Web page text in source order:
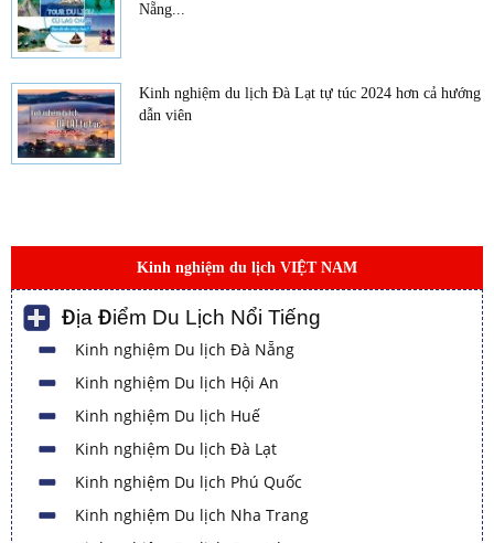
Nẵng...
Kinh nghiệm du lịch Đà Lạt tự túc 2024 hơn cả hướng
dẫn viên
Kinh nghiệm du lịch VIỆT NAM
Địa Điểm Du Lịch Nổi Tiếng
Kinh nghiệm Du lịch Đà Nẵng
Kinh nghiệm Du lịch Hội An
Kinh nghiệm Du lịch Huế
Kinh nghiệm Du lịch Đà Lạt
Kinh nghiệm Du lịch Phú Quốc
Kinh nghiệm Du lịch Nha Trang